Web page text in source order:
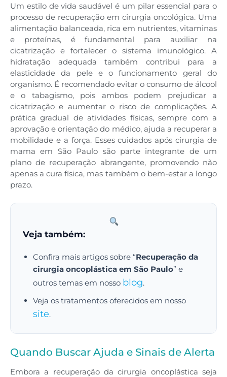
Um estilo de vida saudável é um pilar essencial para o
processo de recuperação em cirurgia oncológica. Uma
alimentação balanceada, rica em nutrientes, vitaminas
e proteínas, é fundamental para auxiliar na
cicatrização e fortalecer o sistema imunológico. A
hidratação adequada também contribui para a
elasticidade da pele e o funcionamento geral do
organismo. É recomendado evitar o consumo de álcool
e o tabagismo, pois ambos podem prejudicar a
cicatrização e aumentar o risco de complicações. A
prática gradual de atividades físicas, sempre com a
aprovação e orientação do médico, ajuda a recuperar a
mobilidade e a força. Esses cuidados após cirurgia de
mama em São Paulo são parte integrante de um
plano de recuperação abrangente, promovendo não
apenas a cura física, mas também o bem-estar a longo
prazo.
Veja também:
Confira mais artigos sobre “Recuperação da
cirurgia oncoplástica em São Paulo” e
outros temas em nosso blog.
Veja os tratamentos oferecidos em nosso
site.
Quando Buscar Ajuda e Sinais de Alerta
Embora a recuperação da cirurgia oncoplástica seja